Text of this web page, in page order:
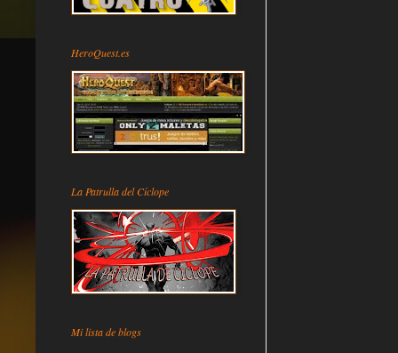
HeroQuest.es
La Patrulla del Cíclope
Mi lista de blogs